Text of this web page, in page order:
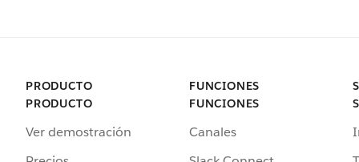
PRODUCTO
PRODUCTO
Ver demostración
FUNCIONES
FUNCIONES
Canales